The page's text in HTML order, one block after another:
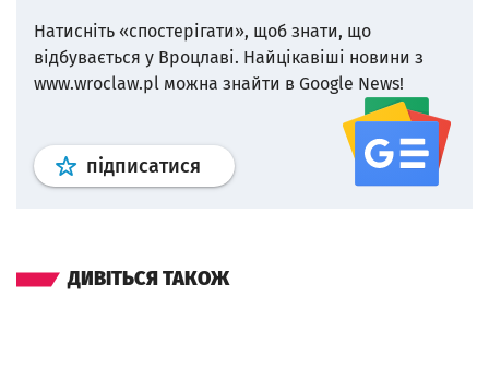
Натисніть «спостерігати», щоб знати, що
відбувається у Вроцлаві. Найцікавіші новини з
www.wroclaw.pl можна знайти в Google News!
підписатися Профіль google news
ДИВІТЬСЯ ТАКОЖ